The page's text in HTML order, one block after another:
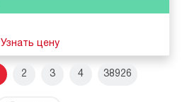
Узнать цену
2 3 4 38926